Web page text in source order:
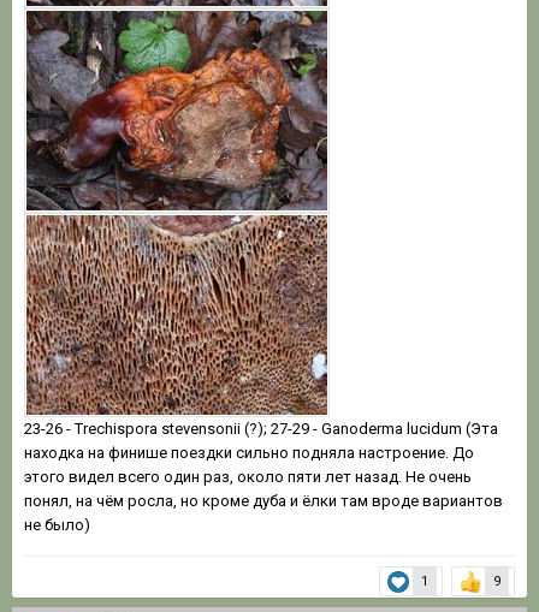
23-26 - Trechispora stevensonii (?); 27-29 - Ganoderma lucidum (Эта
находка на финише поездки сильно подняла настроение. До
этого видел всего один раз, около пяти лет назад. Не очень
понял, на чём росла, но кроме дуба и ёлки там вроде вариантов
не было)
1 9